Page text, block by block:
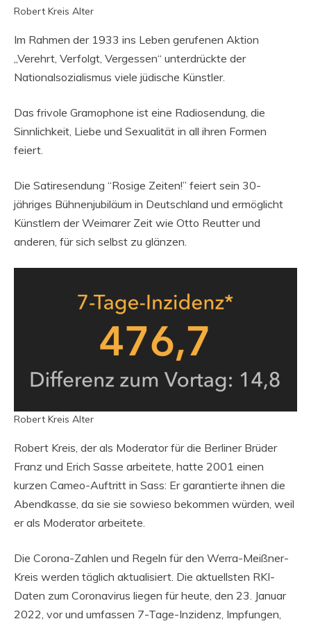
Robert Kreis Alter
Im Rahmen der 1933 ins Leben gerufenen Aktion
„Verehrt, Verfolgt, Vergessen“ unterdrückte der
Nationalsozialismus viele jüdische Künstler.
Das frivole Gramophone ist eine Radiosendung, die
Sinnlichkeit, Liebe und Sexualität in all ihren Formen
feiert.
Die Satiresendung “Rosige Zeiten!” feiert sein 30-
jähriges Bühnenjubiläum in Deutschland und ermöglicht
Künstlern der Weimarer Zeit wie Otto Reutter und
anderen, für sich selbst zu glänzen.
Robert Kreis Alter
Robert Kreis, der als Moderator für die Berliner Brüder
Franz und Erich Sasse arbeitete, hatte 2001 einen
kurzen Cameo-Auftritt in Sass: Er garantierte ihnen die
Abendkasse, da sie sie sowieso bekommen würden, weil
er als Moderator arbeitete.
Die Corona-Zahlen und Regeln für den Werra-Meißner-
Kreis werden täglich aktualisiert. Die aktuellsten RKI-
Daten zum Coronavirus liegen für heute, den 23. Januar
2022, vor und umfassen 7-Tage-Inzidenz, Impfungen,